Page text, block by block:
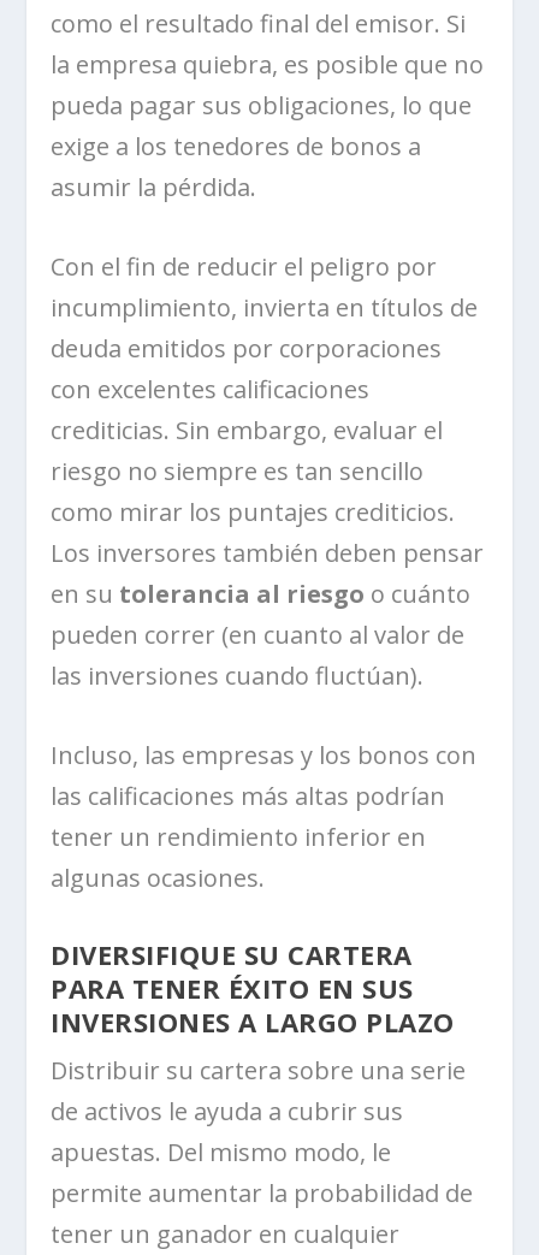
como el resultado final del emisor. Si
la empresa quiebra, es posible que no
pueda pagar sus obligaciones, lo que
exige a los tenedores de bonos a
asumir la pérdida.
Con el fin de reducir el peligro por
incumplimiento, invierta en títulos de
deuda emitidos por corporaciones
con excelentes calificaciones
crediticias. Sin embargo, evaluar el
riesgo no siempre es tan sencillo
como mirar los puntajes crediticios.
Los inversores también deben pensar
en su tolerancia al riesgo o cuánto
pueden correr (en cuanto al valor de
las inversiones cuando fluctúan).
Incluso, las empresas y los bonos con
las calificaciones más altas podrían
tener un rendimiento inferior en
algunas ocasiones.
DIVERSIFIQUE SU CARTERA
PARA TENER ÉXITO EN SUS
INVERSIONES A LARGO PLAZO
Distribuir su cartera sobre una serie
de activos le ayuda a cubrir sus
apuestas. Del mismo modo, le
permite aumentar la probabilidad de
tener un ganador en cualquier